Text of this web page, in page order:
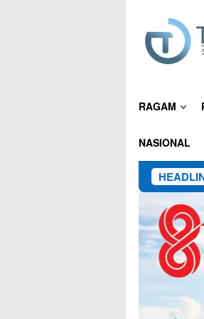
konten
RAGAM
NASIONAL